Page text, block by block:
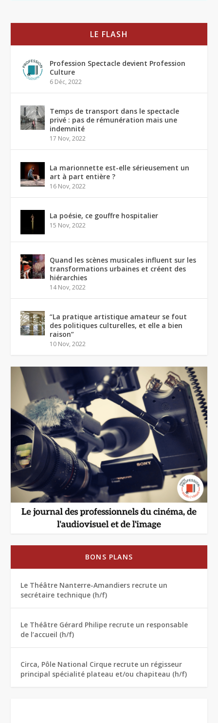
LE FLASH
Profession Spectacle devient Profession
Culture
6 Déc, 2022
Temps de transport dans le spectacle
privé : pas de rémunération mais une
indemnité
17 Nov, 2022
La marionnette est-elle sérieusement un
art à part entière ?
16 Nov, 2022
La poésie, ce gouffre hospitalier
15 Nov, 2022
Quand les scènes musicales influent sur les
transformations urbaines et créent des
hiérarchies
14 Nov, 2022
“La pratique artistique amateur se fout
des politiques culturelles, et elle a bien
raison”
10 Nov, 2022
BONS PLANS
Le Théâtre Nanterre-Amandiers recrute un
secrétaire technique (h/f)
Le Théâtre Gérard Philipe recrute un responsable
de l’accueil (h/f)
Circa, Pôle National Cirque recrute un régisseur
principal spécialité plateau et/ou chapiteau (h/f)